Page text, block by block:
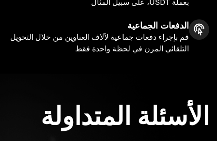
بعملة USDT، على سبيل المثال
الدفعات الجماعية
قم بإجراء دفعات جماعية لآلاف العناوين من خلال التحويل
التلقائي المرن في لحظة واحدة فقط
الأسئلة المتداولة